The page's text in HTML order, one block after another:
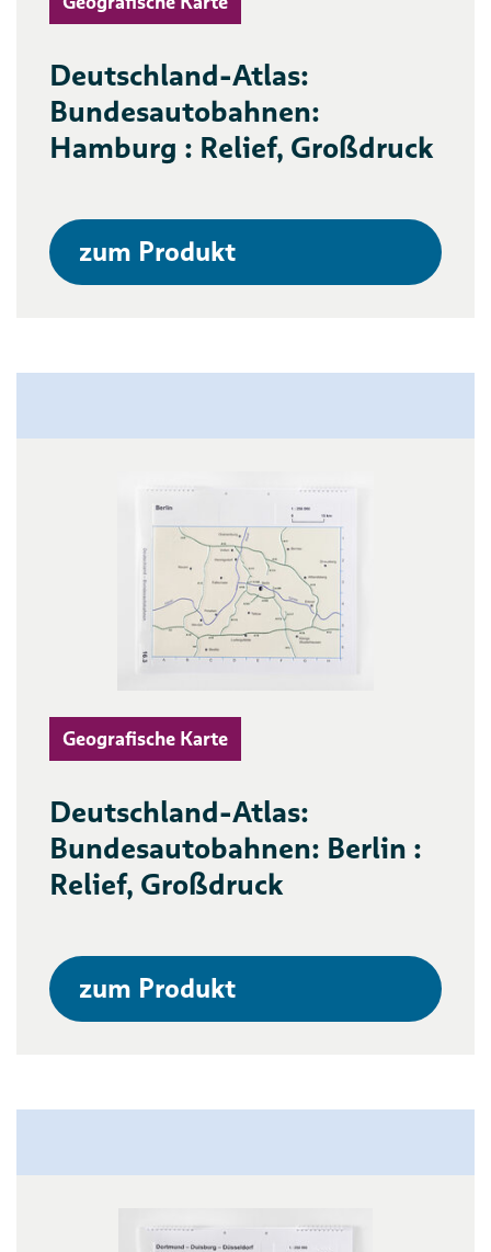
Deutschland-Atlas:
Bundesautobahnen:
Hamburg : Relief, Großdruck
zum Produkt
Geografische Karte
Deutschland-Atlas:
Bundesautobahnen: Berlin :
Relief, Großdruck
zum Produkt